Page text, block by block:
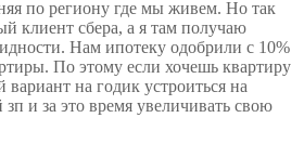
по региону где мы живем. Но так
клиент сбера, а я там получаю
Нам ипотеку одобрили с 10%
По этому если хочешь квартиру
на годик устроиться на
зп и за это время увеличивать свою